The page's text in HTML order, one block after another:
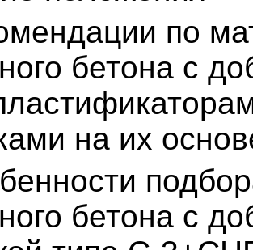
по
бетона с
на их
бетона с